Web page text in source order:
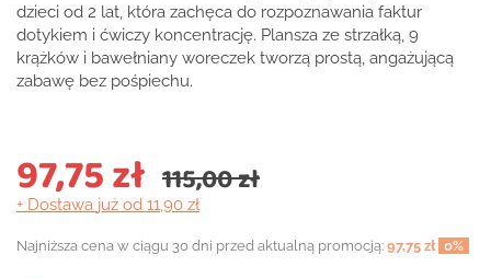
dzieci od 2 lat, która zachęca do rozpoznawania faktur
dotykiem i ćwiczy koncentrację. Plansza ze strzałką, 9
krążków i bawełniany woreczek tworzą prostą, angażującą
zabawę bez pośpiechu.
115,00 zł
97,75 zł
+ Dostawa już od 11,90 zł
Najniższa cena w ciągu 30 dni przed aktualną promocją: 97,75 zł 0%